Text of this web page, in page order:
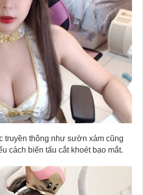
truyền thông như sườn xám cũng
cách biến tấu cắt khoét bạo mắt.